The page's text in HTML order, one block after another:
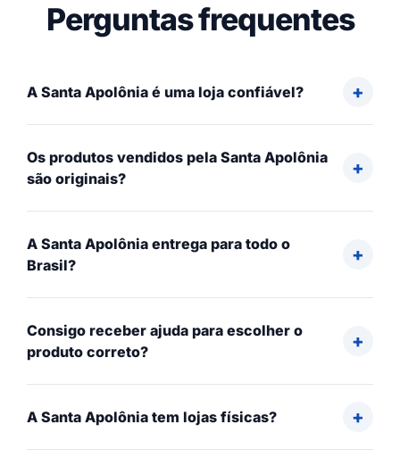
Perguntas frequentes
A Santa Apolônia é uma loja confiável?
Os produtos vendidos pela Santa Apolônia
são originais?
A Santa Apolônia entrega para todo o
Brasil?
Consigo receber ajuda para escolher o
produto correto?
A Santa Apolônia tem lojas físicas?